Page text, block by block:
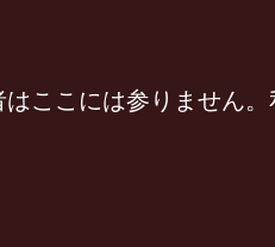
ここには参りません